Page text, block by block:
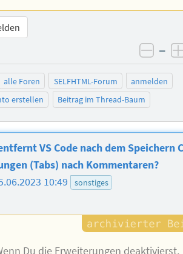
–
alle Foren SELFHTML-Forum
anmelden
erstellen
Beitrag im Thread-Baum
VS Code nach dem Speichern
(Tabs) nach Kommentaren?
10:49 sonstiges
Du die Erweiterungen deaktivierst,